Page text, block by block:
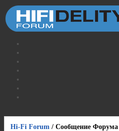
Hi-Fi Forum / Сообщение Форума